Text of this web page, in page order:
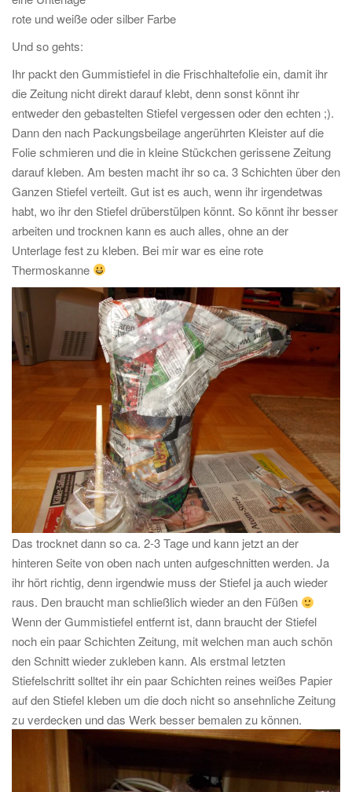
rote und weiße oder silber Farbe
Und so gehts:
Ihr packt den Gummistiefel in die Frischhaltefolie ein, damit ihr
die Zeitung nicht direkt darauf klebt, denn sonst könnt ihr
entweder den gebastelten Stiefel vergessen oder den echten ;).
Dann den nach Packungsbeilage angerührten Kleister auf die
Folie schmieren und die in kleine Stückchen gerissene Zeitung
darauf kleben. Am besten macht ihr so ca. 3 Schichten über den
Ganzen Stiefel verteilt. Gut ist es auch, wenn ihr irgendetwas
habt, wo ihr den Stiefel drüberstülpen könnt. So könnt ihr besser
arbeiten und trocknen kann es auch alles, ohne an der
Unterlage fest zu kleben. Bei mir war es eine rote
Thermoskanne
Das trocknet dann so ca. 2-3 Tage und kann jetzt an der
hinteren Seite von oben nach unten aufgeschnitten werden. Ja
ihr hört richtig, denn irgendwie muss der Stiefel ja auch wieder
raus. Den braucht man schließlich wieder an den Füßen
Wenn der Gummistiefel entfernt ist, dann braucht der Stiefel
noch ein paar Schichten Zeitung, mit welchen man auch schön
den Schnitt wieder zukleben kann. Als erstmal letzten
Stiefelschritt solltet ihr ein paar Schichten reines weißes Papier
auf den Stiefel kleben um die doch nicht so ansehnliche Zeitung
zu verdecken und das Werk besser bemalen zu können.